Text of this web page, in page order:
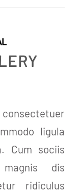
consectetuer
ligula
Cum sociis
dis
ridiculus